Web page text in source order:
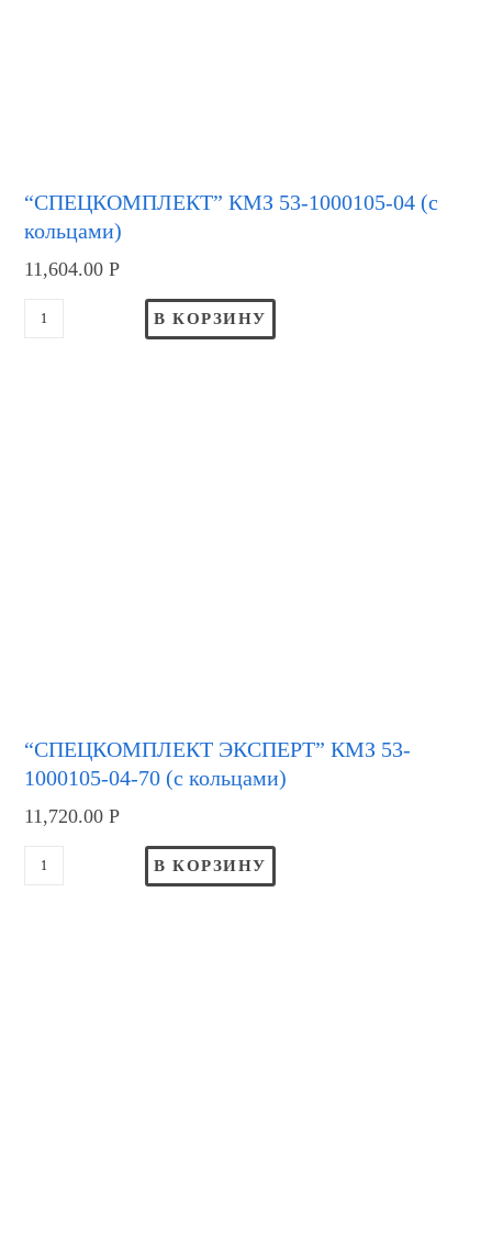
“СПЕЦКОМПЛЕКТ” КМЗ 53-1000105-04 (с
кольцами)
11,604.00Р
В КОРЗИНУ
“СПЕЦКОМПЛЕКТ ЭКСПЕРТ” КМЗ 53-
1000105-04-70 (с кольцами)
11,720.00Р
В КОРЗИНУ